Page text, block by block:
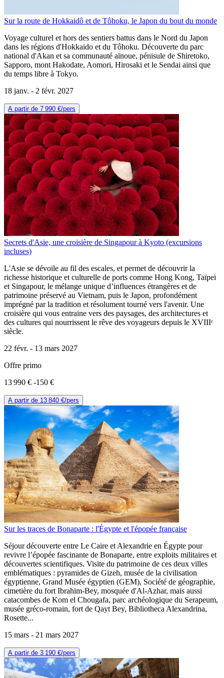
Sur la route de Hokkaidô et de Tôhoku, le Japon du bout du monde
Voyage culturel et hors des sentiers battus dans le Nord du Japon
dans les régions d'Hokkaido et du Tôhoku. Découverte du parc
national d'Akan et sa communauté aïnoue, pénisule de Shiretoko,
Sapporo, mont Hakodate, Aomori, Hirosaki et le Sendai ainsi que
du temps libre à Tokyo.
18 janv. - 2 févr. 2027
A partir de 7 990 €/pers
Secrets d'Asie, une croisière de Singapour à Kyoto (excursions
incluses)
L'Asie se dévoile au fil des escales, et permet de découvrir la
richesse historique et culturelle de ports comme Hong Kong, Taïpei
et Singapour, le mélange unique d’influences étrangères et de
patrimoine préservé au Vietnam, puis le Japon, profondément
imprégné par la tradition et résolument tourné vers l'avenir. Une
croisière qui vous entraine vers des paysages, des architectures et
des cultures qui nourrissent le rêve des voyageurs depuis le XVIIIᵉ
siècle.
22 févr. - 13 mars 2027
Offre primo
13 990 € -150 €
A partir de 13 840 €/pers
Sur les traces de Bonaparte : l'Égypte et l'épopée française
Séjour découverte entre Le Caire et Alexandrie en Égypte pour
revivre l’épopée fascinante de Bonaparte, entre exploits militaires et
découvertes scientifiques. Visite du patrimoine de ces deux villes
emblématiques : pyramides de Gizeh, musée de la civilisation
égyptienne, Grand Musée égyptien (GEM), Société de géographie,
cimetière du fort Ibrahim-Bey, mosquée d'Al-Azhar, mais aussi
catacombes de Kom el Chougafa, parc archéologique du Serapeum,
musée gréco-romain, fort de Qayt Bey, Bibliotheca Alexandrina,
Rosette...
15 mars - 21 mars 2027
A partir de 3 190 €/pers